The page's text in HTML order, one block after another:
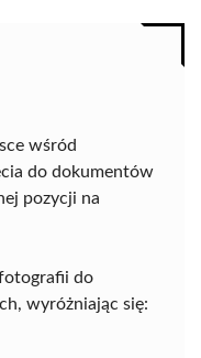
wśród
do dokumentów
pozycji na
do
wyróżniając się: